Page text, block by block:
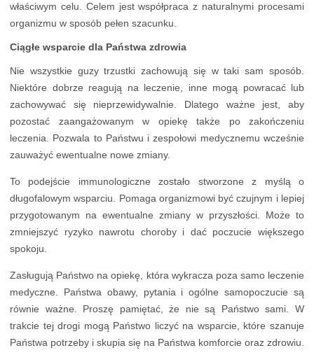
właściwym celu. Celem jest współpraca z naturalnymi procesami
organizmu w sposób pełen szacunku.
Ciągłe wsparcie dla Państwa zdrowia
Nie wszystkie guzy trzustki zachowują się w taki sam sposób.
Niektóre dobrze reagują na leczenie, inne mogą powracać lub
zachowywać się nieprzewidywalnie. Dlatego ważne jest, aby
pozostać zaangażowanym w opiekę także po zakończeniu
leczenia. Pozwala to Państwu i zespołowi medycznemu wcześnie
zauważyć ewentualne nowe zmiany.
To podejście immunologiczne zostało stworzone z myślą o
długofalowym wsparciu. Pomaga organizmowi być czujnym i lepiej
przygotowanym na ewentualne zmiany w przyszłości. Może to
zmniejszyć ryzyko nawrotu choroby i dać poczucie większego
spokoju.
Zasługują Państwo na opiekę, która wykracza poza samo leczenie
medyczne. Państwa obawy, pytania i ogólne samopoczucie są
równie ważne. Proszę pamiętać, że nie są Państwo sami. W
trakcie tej drogi mogą Państwo liczyć na wsparcie, które szanuje
Państwa potrzeby i skupia się na Państwa komforcie oraz zdrowiu.